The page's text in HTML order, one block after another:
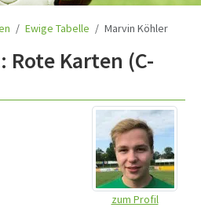
Ewige Tabelle Marvin Köhler
Rote Karten (C-
zum Profil